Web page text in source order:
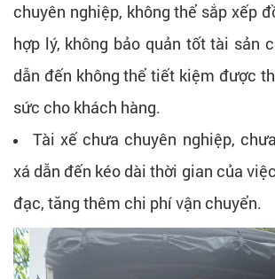
chuyên nghiệp, không thể sắp xếp
hợp lý, không bảo quản tốt tài sản
dẫn đến không thể tiết kiệm được
sức cho khách hàng.
Tài xế chưa chuyên nghiệp,
xá dẫn đến kéo dài thời gian của
đạc, tăng thêm chi phí vận chuyển.